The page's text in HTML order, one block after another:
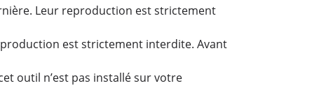
Leur reproduction est strictement
est strictement interdite. Avant
outil n’est pas installé sur votre